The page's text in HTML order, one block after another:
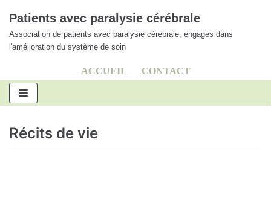
Aller
au
contenu
Patients avec paralysie cérébrale
Association de patients avec paralysie cérébrale, engagés dans
l'amélioration du système de soin
ACCUEIL CONTACT
Récits de vie